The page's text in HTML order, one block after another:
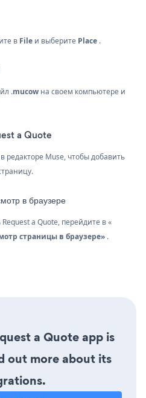
в File и выберите Place .
.mucow на своем компьютере и
a Quote
Muse, чтобы добавить
в браузере
a Quote, перейдите в «
страницы в браузере» .
a Quote app is
out more about its